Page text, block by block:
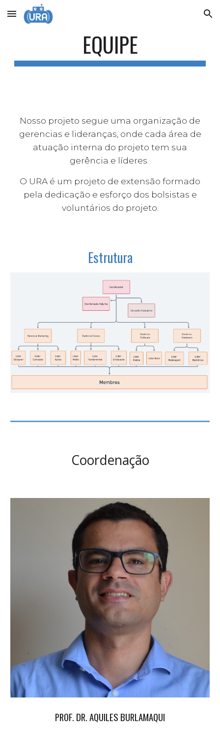
Skip to main content Skip to navigation
EQUIPE
Nosso projeto segue uma organização de
gerencias e lideranças, onde cada área de
atuação interna do projeto tem sua
gerência e líderes.
O URA é um projeto de extensão formado
pela dedicação e esforço dos bolsistas e
voluntários do projeto.
Estrutura
Coordenação
PROF. DR. AQUILES BURLAMAQUI